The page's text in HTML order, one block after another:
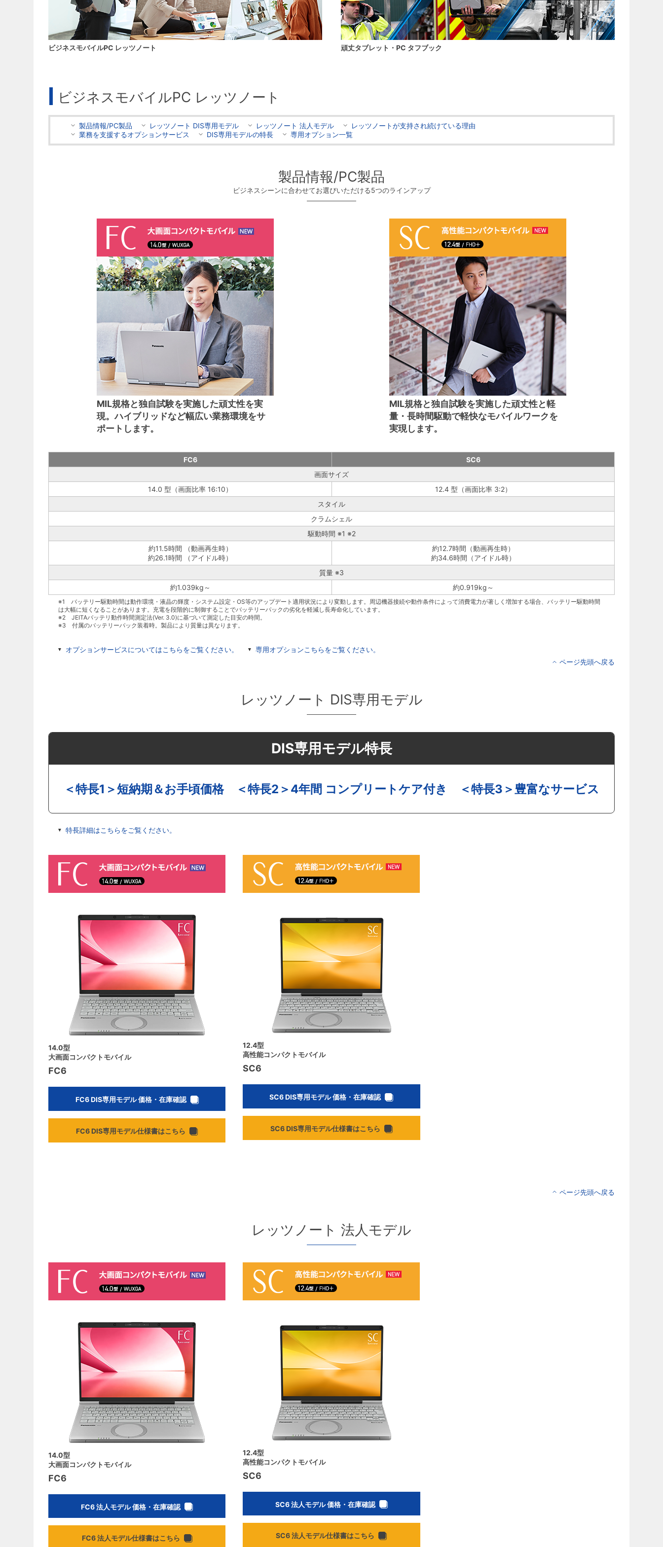
ビジネスモバイルPC レッツノート 頑丈タブレット・PC タフブック
ビジネスモバイルPC レッツノート
製品情報/PC製品 レッツノート DIS専用モデル レッツノート 法人モデル
レッツノートが支持され続けている理由
業務を支援するオプションサービス
DIS専用モデルの特長 専用オプション一覧
製品情報/PC製品
ビジネスシーンに合わせてお選びいただける5つのラインアップ
MIL規格と独自試験を実施した頑丈性を実
現。ハイブリッドなど幅広い業務環境をサ
ポートします。
MIL規格と独自試験を実施した頑丈性と軽
量・長時間駆動で軽快なモバイルワークを
実現します。
FC6
SC6
画面サイズ
14.0 型（画面比率 16:10）
12.4 型（画面比率 3:2）
スタイル
クラムシェル
駆動時間 ※1 ※2
約11.5時間 （動画再生時）
約26.1時間 （アイドル時）
約12.7時間（動画再生時）
約34.6時間（アイドル時）
質量 ※3
約1.039kg～
約0.919kg～
※1 バッテリー駆動時間は動作環境・液晶の輝度・システム設定・OS等のアップデート適用状況により変動します。周辺機器接続や動作条件によって消費電力が著しく増加する場合、バッテリー駆動時間
は大幅に短くなることがあります。充電を段階的に制御することでバッテリーパックの劣化を軽減し長寿命化しています。
※2 JEITAバッテリ動作時間測定法(Ver. 3.0)に基づいて測定した目安の時間。
※3 付属のバッテリーパック装着時。製品により質量は異なります。
オプションサービスについてはこちらをご覧ください。
専用オプションこちらをご覧ください。
ページ先頭へ戻る
レッツノート DIS専用モデル
DIS専用モデル特長
＜特長1＞短納期＆お手頃価格 ＜特長2＞4年間 コンプリートケア付き ＜特長3＞豊富なサービス
特長詳細はこちらをご覧ください。
14.0型
大画面コンパクトモバイル
FC6
FC6 DIS専用モデル 価格・在庫確認
FC6 DIS専用モデル仕様書はこちら
12.4型
高性能コンパクトモバイル
SC6
SC6 DIS専用モデル 価格・在庫確認
SC6 DIS専用モデル仕様書はこちら
ページ先頭へ戻る
レッツノート 法人モデル
14.0型
大画面コンパクトモバイル
FC6
FC6 法人モデル 価格・在庫確認
FC6 法人モデル仕様書はこちら
12.4型
高性能コンパクトモバイル
SC6
SC6 法人モデル 価格・在庫確認
SC6 法人モデル仕様書はこちら